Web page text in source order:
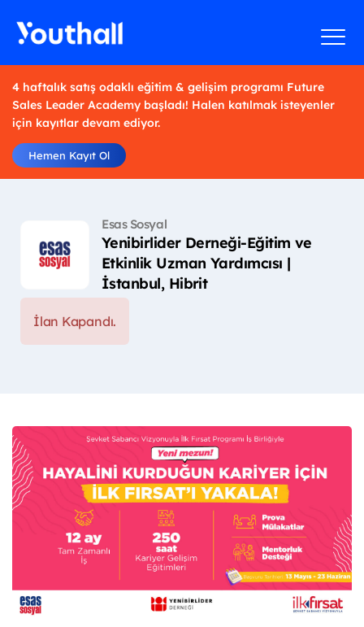
4 haftalık satış odaklı eğitim & gelişim programı Future
Sales Leader Academy başladı! Halen katılmak isteyenler
için kayıtlar devam ediyor.
Hemen Kayıt Ol
Esas Sosyal
Yenibirlider Derneği-Eğitim ve
Etkinlik Uzman Yardımcısı |
İstanbul, Hibrit
İlan Kapandı.